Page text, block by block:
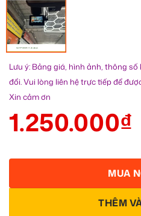
Lưu ý: Bảng giá, hình ảnh, thông
đổi. Vui lòng liên hệ trực tiếp để
Xin cảm ơn
1.250.000₫
THÊM
MUA